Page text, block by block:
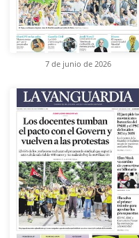
7 de junio de 2026